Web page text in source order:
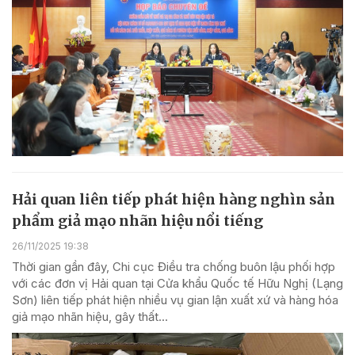
Hải quan liên tiếp phát hiện hàng nghìn sản
phẩm giả mạo nhãn hiệu nổi tiếng
26/11/2025 19:38
Thời gian gần đây, Chi cục Điều tra chống buôn lậu phối hợp
với các đơn vị Hải quan tại Cửa khẩu Quốc tế Hữu Nghị (Lạng
Sơn) liên tiếp phát hiện nhiều vụ gian lận xuất xứ và hàng hóa
giả mạo nhãn hiệu, gây thất...